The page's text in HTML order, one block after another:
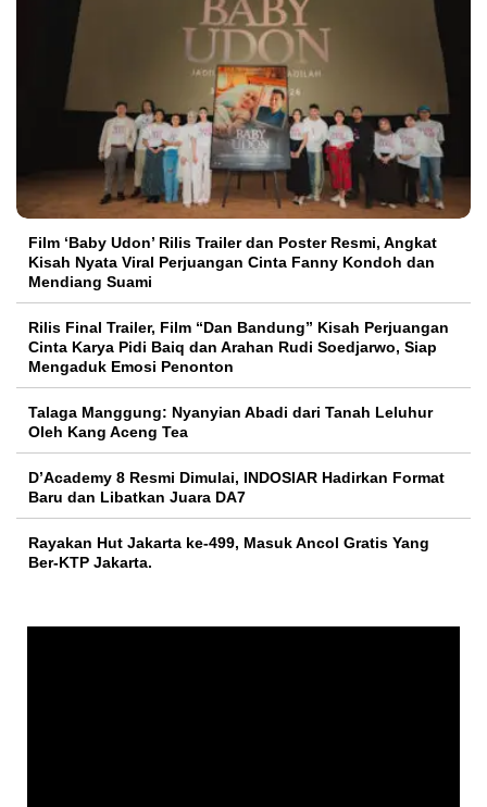
Film ‘Baby Udon’ Rilis Trailer dan Poster Resmi, Angkat
Kisah Nyata Viral Perjuangan Cinta Fanny Kondoh dan
Mendiang Suami
Rilis Final Trailer, Film “Dan Bandung” Kisah Perjuangan
Cinta Karya Pidi Baiq dan Arahan Rudi Soedjarwo, Siap
Mengaduk Emosi Penonton
Talaga Manggung: Nyanyian Abadi dari Tanah Leluhur
Oleh Kang Aceng Tea
D’Academy 8 Resmi Dimulai, INDOSIAR Hadirkan Format
Baru dan Libatkan Juara DA7
Rayakan Hut Jakarta ke-499, Masuk Ancol Gratis Yang
Ber-KTP Jakarta.